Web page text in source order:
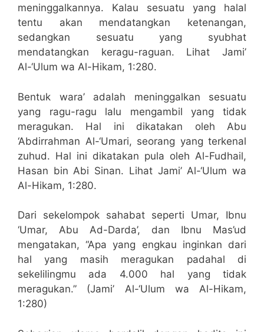
meninggalkannya. Kalau sesuatu yang halal
tentu akan mendatangkan ketenangan,
sedangkan sesuatu yang syubhat
mendatangkan keragu-raguan. Lihat Jami’
Al-‘Ulum wa Al-Hikam, 1:280.
Bentuk wara’ adalah meninggalkan sesuatu
yang ragu-ragu lalu mengambil yang tidak
meragukan. Hal ini dikatakan oleh Abu
‘Abdirrahman Al-‘Umari, seorang yang terkenal
zuhud. Hal ini dikatakan pula oleh Al-Fudhail,
Hasan bin Abi Sinan. Lihat Jami’ Al-‘Ulum wa
Al-Hikam, 1:280.
Dari sekelompok sahabat seperti Umar, Ibnu
‘Umar, Abu Ad-Darda’, dan Ibnu Mas’ud
mengatakan, “Apa yang engkau inginkan dari
hal yang masih meragukan padahal di
sekelilingmu ada 4.000 hal yang tidak
meragukan.” (Jami’ Al-‘Ulum wa Al-Hikam,
1:280)